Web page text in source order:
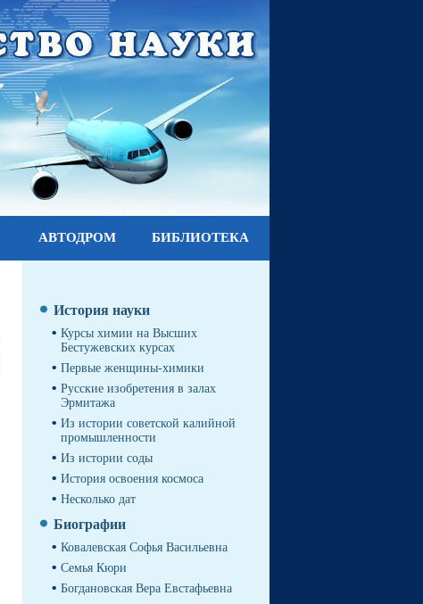
АВТОДРОМ БИБЛИОТЕКА
История науки
Курсы химии на Высших
Бестужевских курсах
Первые женщины-химики
Русские изобретения в залах
Эрмитажа
Из истории советской калийной
промышленности
Из истории соды
История освоения космоса
Несколько дат
Биографии
Ковалевская Софья Васильевна
Семья Кюри
Богдановская Вера Евстафьевна